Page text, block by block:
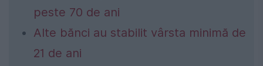
peste 70 de ani
Alte bănci au stabilit vârsta minimă de
21 de ani